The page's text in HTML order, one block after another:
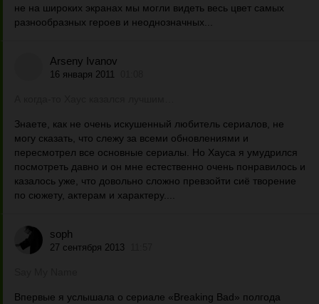
не на широких экранах мы могли видеть весь цвет самых
разнообразных героев и неоднозначных...
Arseny Ivanov
16 января 2011
Знаете, как не очень искушенный любитель сериалов, не
могу сказать, что слежу за всеми обновлениями и
пересмотрел все основные сериалы. Но Хауса я умудрился
посмотреть давно и он мне естественно очень понравилось и
казалось уже, что довольно сложно превзойти сиё творение
по сюжету, актерам и характеру....
soph
27 сентября 2013
Впервые я услышала о сериале «Breaking Bad» полгода